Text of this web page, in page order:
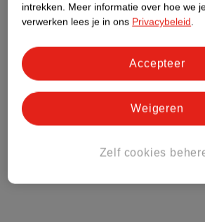
intrekken. Meer informatie over hoe we
verwerken lees je in ons Privacybeleid.
Zelf cookies
Weigeren
Accepteer